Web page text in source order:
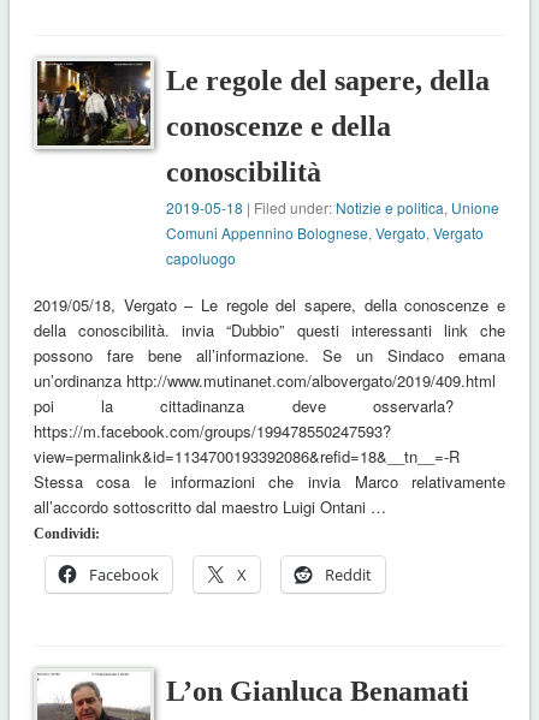
Le regole del sapere, della
conoscenze e della
conoscibilità
2019-05-18 | Filed under: Notizie e politica, Unione
Comuni Appennino Bolognese,Vergato,Vergato
capoluogo
2019/05/18, Vergato – Le regole del sapere, della conoscenze e
della conoscibilità. invia “Dubbio” questi interessanti link che
possono fare bene all’informazione. Se un Sindaco emana
un’ordinanza http://www.mutinanet.com/albovergato/2019/409.html
poi la cittadinanza deve osservarla?
https://m.facebook.com/groups/199478550247593?
view=permalink&id=1134700193392086&refid=18&__tn__=-R
Stessa cosa le informazioni che invia Marco relativamente
all’accordo sottoscritto dal maestro Luigi Ontani …
Condividi:
Facebook X Reddit
L’on Gianluca Benamati